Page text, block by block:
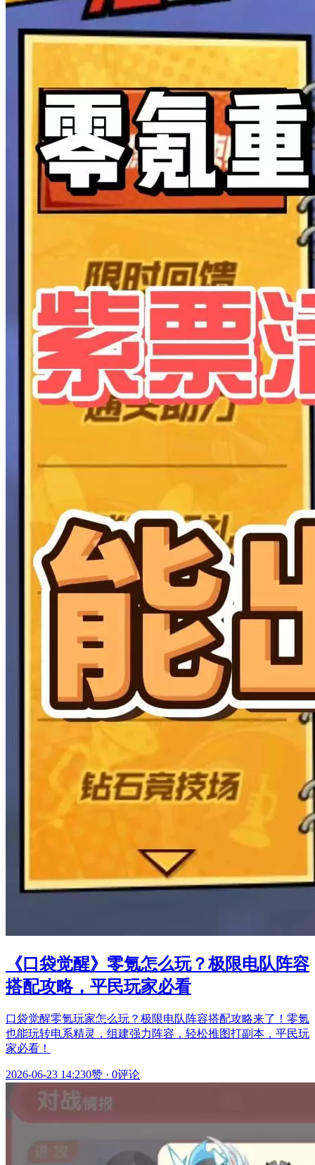
《口袋觉醒》零氪怎么玩？极限电队阵容
搭配攻略，平民玩家必看
口袋觉醒零氪玩家怎么玩？极限电队阵容搭配攻略来了！零氪
也能玩转电系精灵，组建强力阵容，轻松推图打副本，平民玩
家必看！
2026-06-23 14:230赞 · 0评论